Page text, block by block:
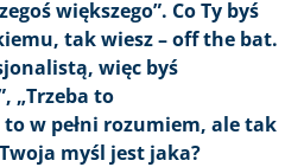
większego”. Co Ty byś
tak wiesz – off the bat.
więc byś
„Trzeba to
to w pełni rozumiem, ale tak
myśl jest jaka?